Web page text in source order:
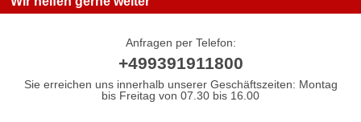
Anfragen per Telefon:
+499391911800
Sie erreichen uns innerhalb unserer Geschäftszeiten: Montag
bis Freitag von 07.30 bis 16.00